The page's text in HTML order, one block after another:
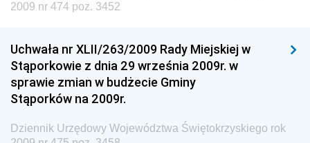
Dziennik Urzędowy Generalnej Dyrekcji Ochrony
Dziennik Urzędowy Ministerstwa Administracji,
Gospodarki Terenowej i Ochrony Środowiska
Dziennik Urzędowy Ministerstwa Administracji i
Gospodarki Przestrzennej
Dziennik Urzędowy Unii Europejskiej, L
2009 nr 474 poz. 3452
Uchwała nr XLII/263/2009 Rady Miejskiej w
Stąporkowie z dnia 29 września 2009r. w
sprawie zmian w budżecie Gminy
Stąporków na 2009r.
Dziennik Urzędowy Województwa Świętokrzyskiego rok